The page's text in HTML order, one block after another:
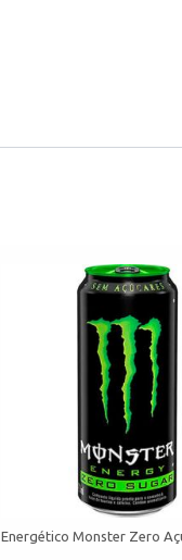
Energético Monster Zero